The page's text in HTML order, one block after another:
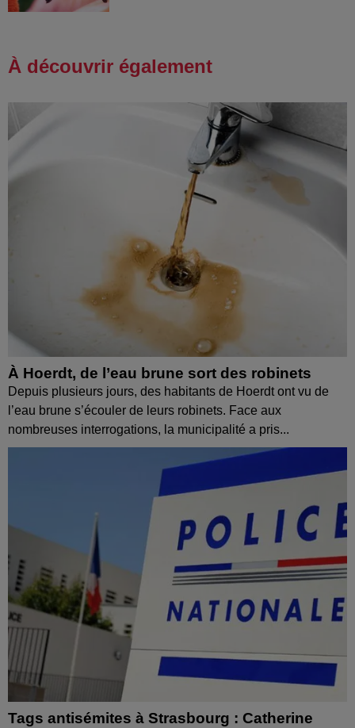
À découvrir également
À Hoerdt, de l’eau brune sort des robinets
Depuis plusieurs jours, des habitants de Hoerdt ont vu de
l’eau brune s’écouler de leurs robinets. Face aux
nombreuses interrogations, la municipalité a pris...
Tags antisémites à Strasbourg : Catherine